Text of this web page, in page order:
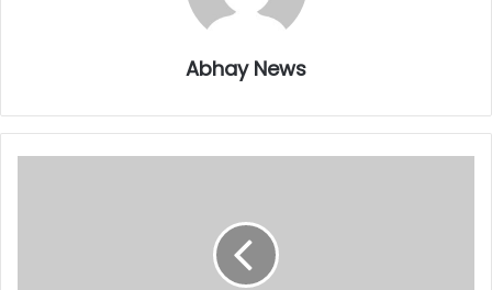
Abhay News